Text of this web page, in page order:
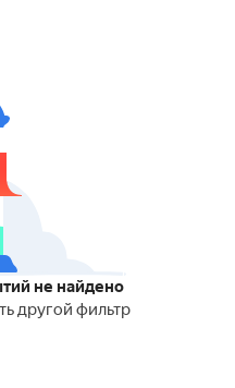
не найдено
другой фильтр